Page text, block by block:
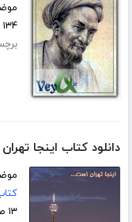
۱۳۴ صفحه
دانلود کتاب اینجا
۱۳ صفحه